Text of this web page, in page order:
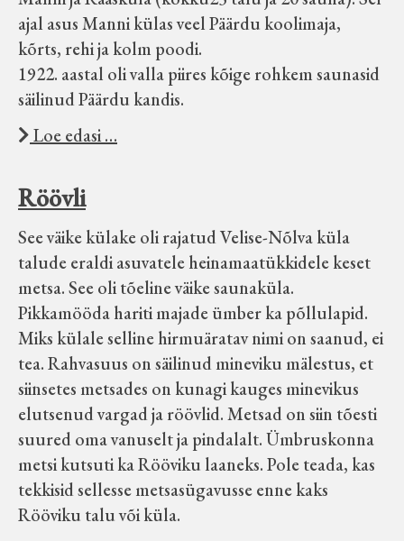
ajal asus Manni külas veel Päärdu koolimaja,
kõrts, rehi ja kolm poodi.
1922. aastal oli valla piires kõige rohkem saunasid
säilinud Päärdu kandis.
Loe edasi …
Röövli
See väike külake oli rajatud Velise-Nõlva küla
talude eraldi asuvatele heinamaatükkidele keset
metsa. See oli tõeline väike saunaküla.
Pikkamööda hariti majade ümber ka põllulapid.
Miks külale selline hirmuäratav nimi on saanud, ei
tea. Rahvasuus on säilinud mineviku mälestus, et
siinsetes metsades on kunagi kauges minevikus
elutsenud vargad ja röövlid. Metsad on siin tõesti
suured oma vanuselt ja pindalalt. Ümbruskonna
metsi kutsuti ka Rööviku laaneks. Pole teada, kas
tekkisid sellesse metsasügavusse enne kaks
Rööviku talu või küla.